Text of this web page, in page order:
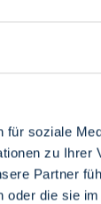
soziale
zu Ihrer
Partner
oder die sie